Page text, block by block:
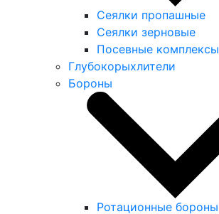
Сеялки пропашные
Сеялки зерновые
Посевные комплексы
Глубокорыхлители
Бороны
Ротационные бороны